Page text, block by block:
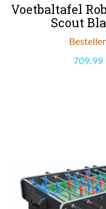
Voetbaltafel
Scout
709.99